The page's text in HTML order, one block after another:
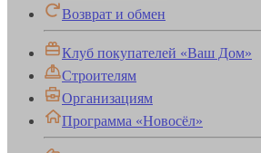
Возврат и обмен
Клуб покупателей «Ваш Дом»
Строителям
Организациям
Программа «Новосёл»